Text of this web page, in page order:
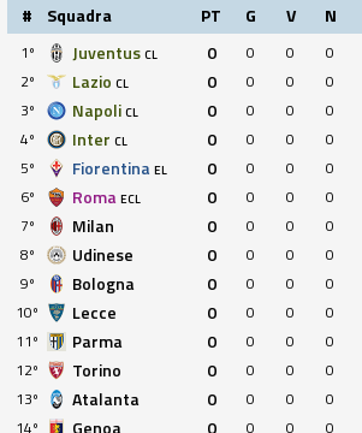
# Squadra PT G V N
1º Juventus CL 0 0 0 0
2º
Lazio CL 0 0 0 0
3º
Napoli CL 0 0 0 0
4º
Inter CL 0 0 0 0
5º
Fiorentina EL 0 0 0 0
6º
Roma ECL 0 0 0 0
7º
Milan 0 0 0 0
8º
Udinese 0 0 0 0
9º
Bologna 0 0 0 0
10º
Lecce 0 0 0 0
11º
Parma 0 0 0 0
12º
Torino 0 0 0 0
13º
Atalanta 0 0 0 0
14º
Genoa 0 0 0 0